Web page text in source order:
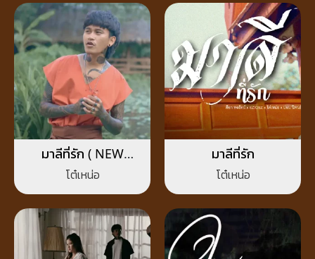
มาลีที่รัก ( NEW
VERSION )
โต๋เหน่อ
มาลีที่รัก
โต๋เหน่อ